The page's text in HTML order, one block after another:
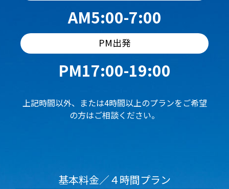
AM5:00-7:00
PM出発
PM17:00-19:00
上記時間以外、または4時間以上のプランをご希望
の方はご相談ください。
基本料金／４時間プラン